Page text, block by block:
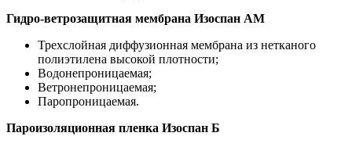
Гидро-ветрозащитная мембрана Изоспан АМ
Трехслойная диффузионная мембрана из нетканого
полиэтилена высокой плотности;
Водонепроницаемая;
Ветронепроницаемая;
Паропроницаемая.
Пароизоляционная пленка Изоспан Б